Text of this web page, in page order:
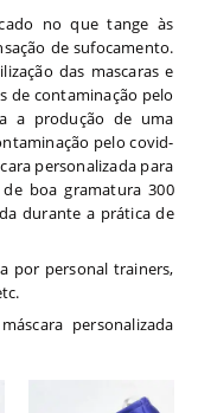
no que tange às
de sufocamento.
das mascaras e
de contaminação pelo
a produção de uma
pelo covid-
personalizada para
boa gramatura 300
durante a prática de
por personal trainers,
personalizada